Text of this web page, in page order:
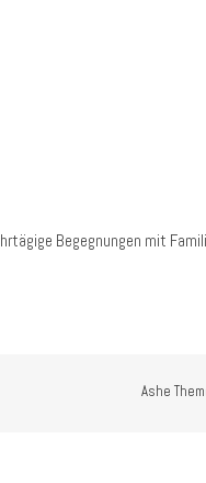
Begegnungen mit
Ashe